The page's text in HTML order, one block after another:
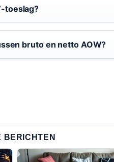
toeslag?
bruto en netto AOW?
BERICHTEN